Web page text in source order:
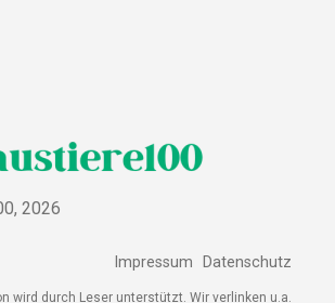
2026
Impressum Datenschutz
wird durch Leser unterstützt. Wir verlinken u.a.